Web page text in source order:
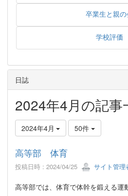
卒業生と親の
学校評価
日誌
2024年4月の記事
2024年4月 50件
高等部 体育
投稿日時 : 2024/04/25 サイト管理
高等部では、体育で体幹を鍛える運